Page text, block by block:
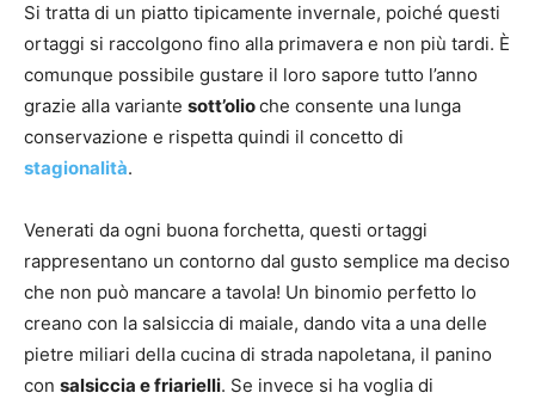
Si tratta di un piatto tipicamente invernale, poiché questi
ortaggi si raccolgono fino alla primavera e non più tardi. È
comunque possibile gustare il loro sapore tutto l’anno
grazie alla variante sott’olioche consente una lunga
conservazione e rispetta quindi il concetto di
stagionalità.
Venerati da ogni buona forchetta, questi ortaggi
rappresentano un contorno dal gusto semplice ma deciso
che non può mancare a tavola! Un binomio perfetto lo
creano con la salsiccia di maiale, dando vita a una delle
pietre miliari della cucina di strada napoletana, il panino
con salsiccia e friarielli. Se invece si ha voglia di